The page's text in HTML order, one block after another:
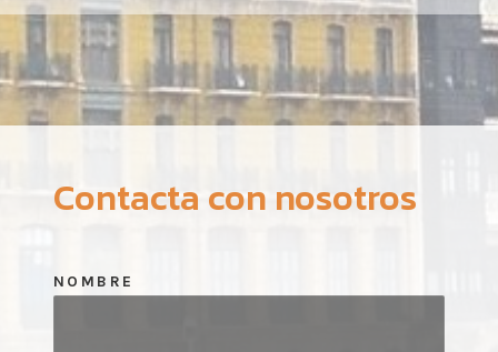
Contacta con nosotros
NOMBRE